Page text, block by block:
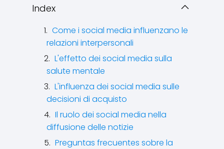
Index
Come i social media influenzano le
relazioni interpersonali
L'effetto dei social media sulla
salute mentale
L'influenza dei social media sulle
decisioni di acquisto
Il ruolo dei social media nella
diffusione delle notizie
Preguntas frecuentes sobre la